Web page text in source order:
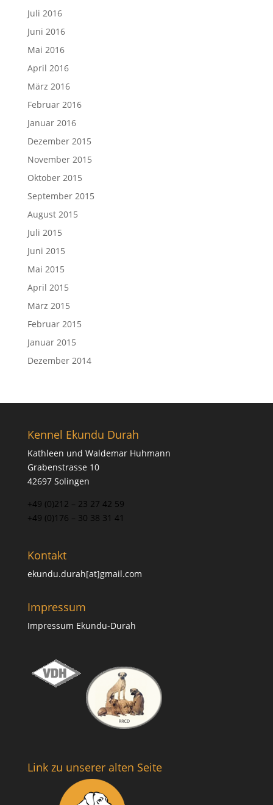
Juli 2016
Juni 2016
Mai 2016
April 2016
März 2016
Februar 2016
Januar 2016
Dezember 2015
November 2015
Oktober 2015
September 2015
August 2015
Juli 2015
Juni 2015
Mai 2015
April 2015
März 2015
Februar 2015
Januar 2015
Dezember 2014
Kennel Ekundu Durah
Kathleen und Waldemar Huhmann
Grabenstrasse 10
42697 Solingen
+49 (0)212 – 23 27 42 59
+49 (0)176 – 30 38 31 41
Kontakt
ekundu.durah[at]gmail.com
Impressum
Impressum Ekundu-Durah
Link zu unserer alten Seite